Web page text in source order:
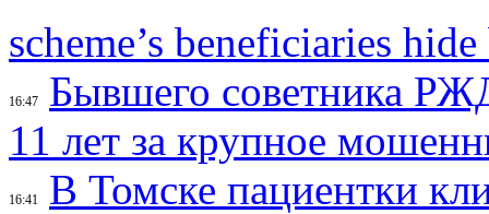
scheme’s beneficiaries
16:47
Бывшего советника
11 лет за крупное
16:41
В Томске пациентки